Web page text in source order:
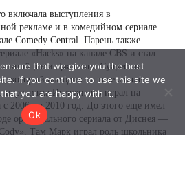
that we give you the best
If you continue to use this site we
you are happy with it.
Ok